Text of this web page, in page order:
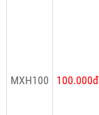
MXH100 100.000đ